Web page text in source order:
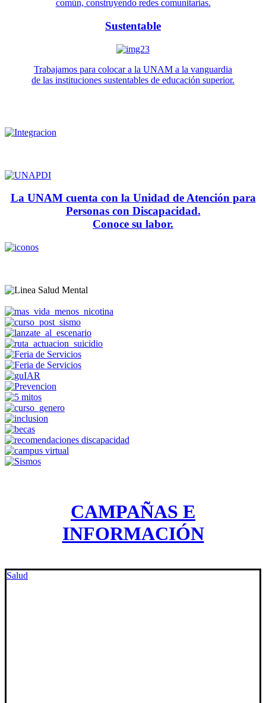
común, construyendo redes comunitarias.
Sustentable
Trabajamos para colocar a la UNAM a la vanguardia
de las instituciones sustentables de educación superior.
La UNAM cuenta con la Unidad de Atención para
Personas con Discapacidad.
Conoce su labor.
CAMPAÑAS E
INFORMACIÓN
Salud